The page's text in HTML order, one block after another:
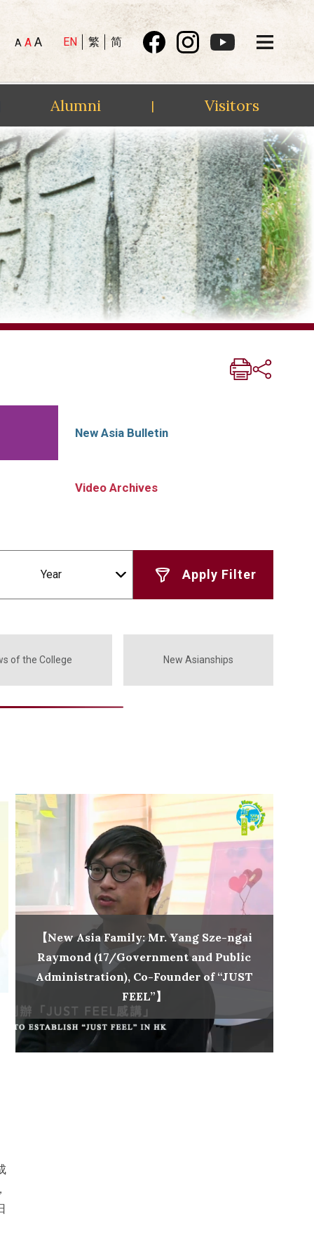
A A A EN 繁 简
Alumni | Visitors
New Asia Bulletin
Video Archives
Year
of the College New Asianships
【New Asia Family: Mr. Yang Sze-ngai
Raymond (17/Government and Public
Administration), Co-Founder of “JUST
FEEL”】